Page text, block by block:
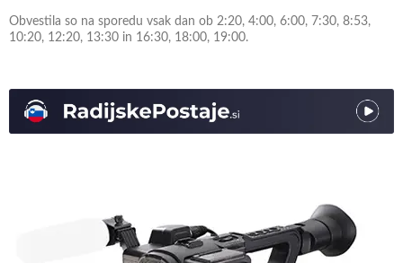
Obvestila so na sporedu vsak dan ob 2:20, 4:00, 6:00, 7:30, 8:53,
10:20, 12:20, 13:30 in 16:30, 18:00, 19:00.